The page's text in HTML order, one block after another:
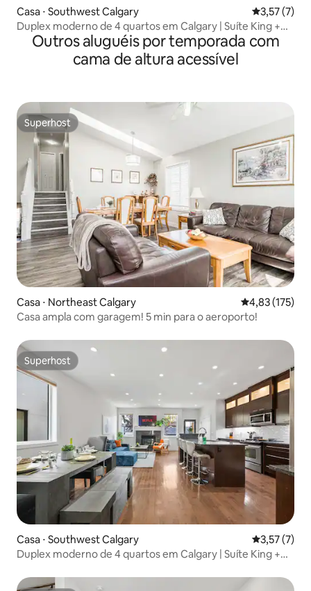
Casa ⋅ Southwest Calgary 3,57 de
3,57 (7)
Duplex moderno de 4 quartos em Calgary | Suíte King +
pátioOutros aluguéis por temporada com
cama de altura acessível
Superhost
Superhost
Casa ⋅ Northeast Calgary 4,83 de uma
4,83 (175)
Casa ampla com garagem! 5 min para o aeroporto!
Superhost
Superhost
Casa ⋅ Southwest Calgary 3,57 de
3,57 (7)
Duplex moderno de 4 quartos em Calgary | Suíte King +